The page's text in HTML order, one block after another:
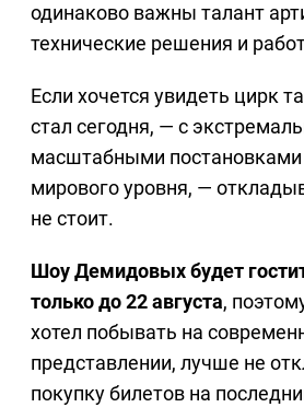
одинаково важны талант
технические решения и
Если хочется увидеть цирк
стал сегодня, — с
масштабными постановками
мирового уровня, —
не стоит.
Шоу Демидовых будет
только до 22 августа,
хотел побывать на
представлении, лучше не
покупку билетов на